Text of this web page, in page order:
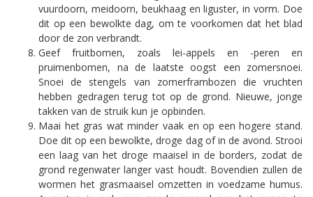
vuurdoorn, meidoorn, beukhaag en liguster, in vorm. Doe
dit op een bewolkte dag, om te voorkomen dat het blad
door de zon verbrandt.
Geef fruitbomen, zoals lei-appels en -peren en
pruimenbomen, na de laatste oogst een zomersnoei.
Snoei de stengels van zomerframbozen die vruchten
hebben gedragen terug tot op de grond. Nieuwe, jonge
takken van de struik kun je opbinden.
Maai het gras wat minder vaak en op een hogere stand.
Doe dit op een bewolkte, droge dag of in de avond. Strooi
een laag van het droge maaisel in de borders, zodat de
grond regenwater langer vast houdt. Bovendien zullen de
wormen het grasmaaisel omzetten in voedzame humus.